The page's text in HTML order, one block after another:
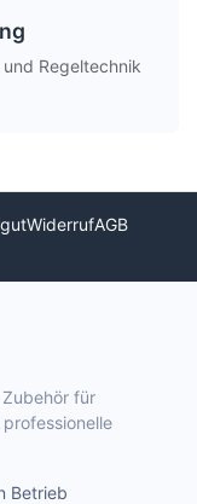
Regeltechnik
WiderrufAGB
für
Betrieb